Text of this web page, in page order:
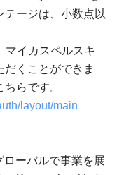
ージは、小数点以
イカスペルスキ
くことができま
らです。
layout/main
ーバルで事業を展